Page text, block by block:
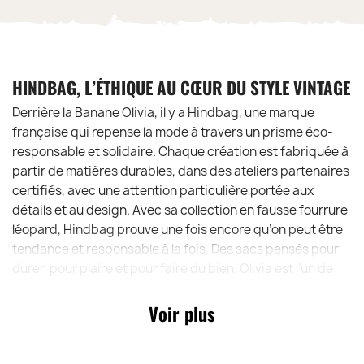
HINDBAG, L’ÉTHIQUE AU CŒUR DU STYLE VINTAGE
Derrière la Banane Olivia, il y a Hindbag, une marque
française qui repense la mode à travers un prisme éco-
responsable et solidaire. Chaque création est fabriquée à
partir de matières durables, dans des ateliers partenaires
certifiés, avec une attention particulière portée aux
détails et au design. Avec sa collection en fausse fourrure
léopard, Hindbag prouve une fois encore qu’on peut être
tendance et responsable à la fois. Des sacs pensés pour
Voir plus